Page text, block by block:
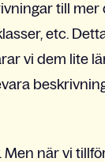
till mer
etc.
vi dem lite
när vi